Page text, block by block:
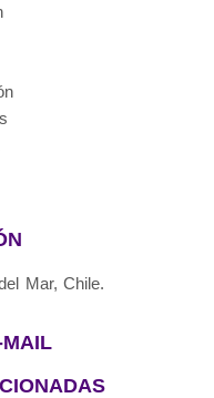
Mar, Chile.
MAIL